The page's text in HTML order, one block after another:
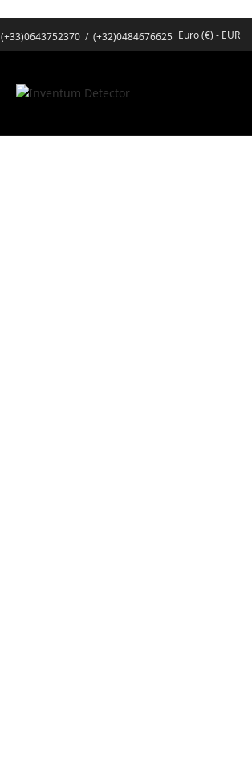
(+33)0643752370/ (+32)0484676625 Euro (€) - EUR